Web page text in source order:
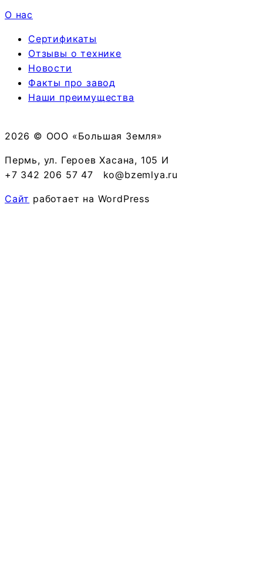
О нас
Сертификаты
Отзывы о технике
Новости
Факты про завод
Наши преимущества
2026 © ООО «Большая Земля»
Пермь, ул. Героев Хасана, 105 И
+7 342 206 57 47 ko@bzemlya.ru
Сайт работает на WordPress